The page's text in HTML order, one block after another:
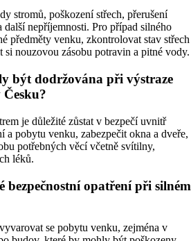
stromů, poškození střech, přerušení
nepříjemnosti. Pro případ silného
předměty venku, zkontrolovat stav střech
nouzovou zásobu potravin a pitné vody.
být dodržována při výstraze
je důležité zůstat v bezpečí uvnitř
a pobytu venku, zabezpečit okna a dveře,
potřebných věcí včetně svítilny,
léků.
bezpečnostní opatření při silném
se pobytu venku, zejména v